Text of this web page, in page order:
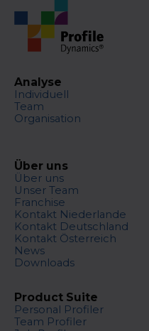
Analyse
Individuell
Team
Organisation
Über uns
Über uns
Unser Team
Franchise
Kontakt Niederlande
Kontakt Deutschland
Kontakt Österreich
News
Downloads
Product Suite
Personal Profiler
Team Profiler